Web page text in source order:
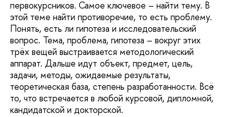
первокурсников. Самое ключевое – найти тему. В
этой теме найти противоречие, то есть проблему.
Понять, есть ли гипотеза и исследовательский
вопрос. Тема, проблема, гипотеза – вокруг этих
трёх вещей выстраивается методологический
аппарат. Дальше идут объект, предмет, цель,
задачи, методы, ожидаемые результаты,
теоретическая база, степень разработанности. Всё
то, что встречается в любой курсовой, дипломной,
кандидатской и докторской.